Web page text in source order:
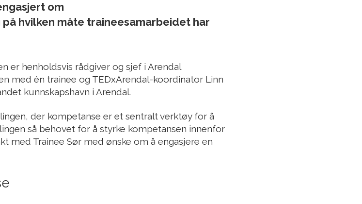
om
hvilken måte traineesamarbeidet har
er henholdsvis rådgiver og sjef i Arendal
med én trainee og TEDxArendal-koordinator Linn
kunnskapshavn i Arendal.
der kompetanse er et sentralt verktøy for å
så behovet for å styrke kompetansen innenfor
med Trainee Sør med ønske om å engasjere en